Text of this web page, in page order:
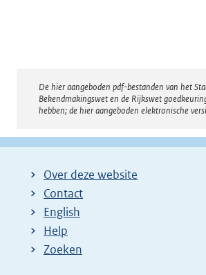
Disclaimer
De hier aangeboden pdf-bestanden van het
Bekendmakingswet en de Rijkswet
hebben; de hier aangeboden elektronische
Over deze website
Contact
English
Help
Zoeken